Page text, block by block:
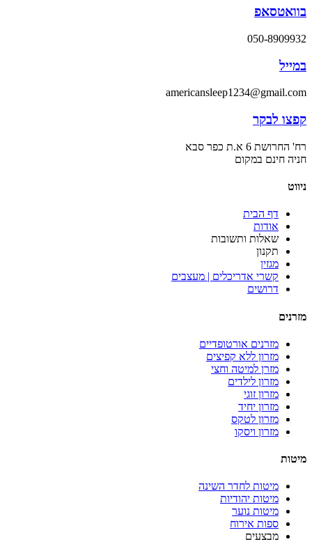
בוואטסאפ
050-8909932
במייל
americansleep1234@gmail.com
קפצו לבקר
רח' החרושת 6 א.ת כפר סבא
חניה חינם במקום
ניווט
דף הבית
אודות
שאלות ותשובות
תקנון
מגזין
קשרי אדריכלים | מעצבים
דרושים
מזרנים
מזרנים אורטופדיים
מזרון ללא קפיצים
מזרן למיטה וחצי
מזרון לילדים
מזרון זוגי
מזרון יחיד
מזרון לטקס
מזרון ויסקו
מיטות
מיטות לחדר השינה
מיטות יהודיות
מיטות נוער
ספות אירוח
מבצעים